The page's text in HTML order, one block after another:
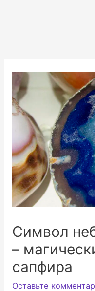
Символ
–
сапфира
Оставьте